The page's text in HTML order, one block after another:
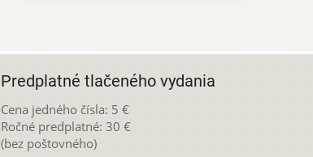
Predplatné tlačeného vydania
Cena jedného čísla: 5 €
Ročné predplatné: 30 €
(bez poštovného)